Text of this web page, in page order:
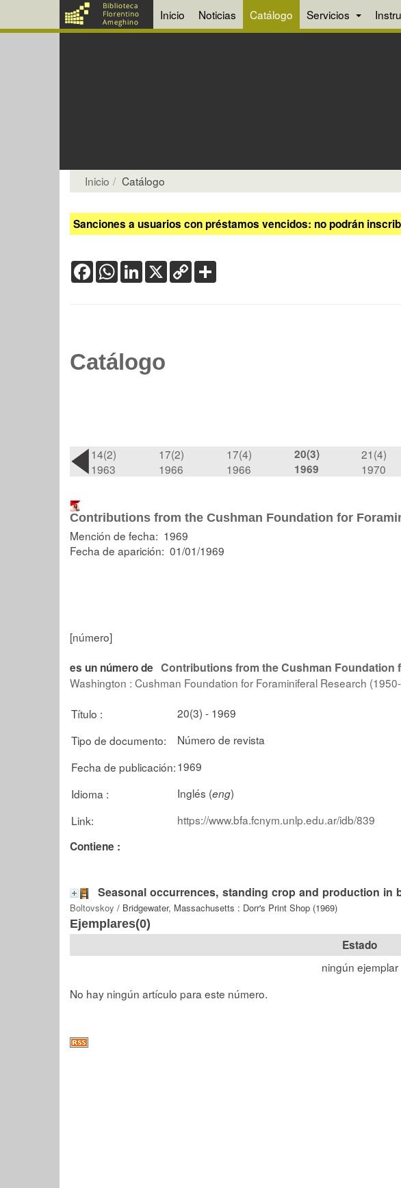
Inicio Noticias Catálogo Servicios
Inicio Catálogo
Sanciones a usuarios con préstamos vencidos: no podrán
FacebookWhatsApp
LinkedIn
X Copy
Link
Catálogo
14(2)
1963
17(2)
1966
17(4)
1966
20(3)
1969
21(4)
1970
Contributions from the Cushman Foundation for
Mención de fecha: 1969
Fecha de aparición: 01/01/1969
[número]
es un número de Contributions from the Cushman Foundation
Washington : Cushman Foundation for Foraminiferal Research
Título :
20(3) - 1969
Tipo de documento:
Número de revista
Fecha de publicación:1969
Idioma :
Inglés (eng)
Link:
https://www.bfa.fcnym.unlp.edu.ar/idb/839
Contiene :
Seasonal occurrences, standing crop and production in
Boltovskoy / Bridgewater, Massachusetts : Dorr's Print Shop (1969)
Ejemplares(0)
Estado
ningún ejemplar
No hay ningún artículo para este número.